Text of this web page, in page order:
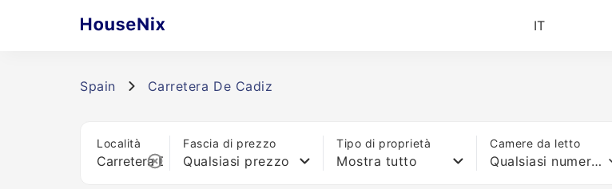
IT
Spain Carretera De Cadiz
Località Fascia di prezzo
Qualsiasi prezzo
Tipo di proprietà
Mostra tutto
Camere da letto
Qualsiasi numero di letti